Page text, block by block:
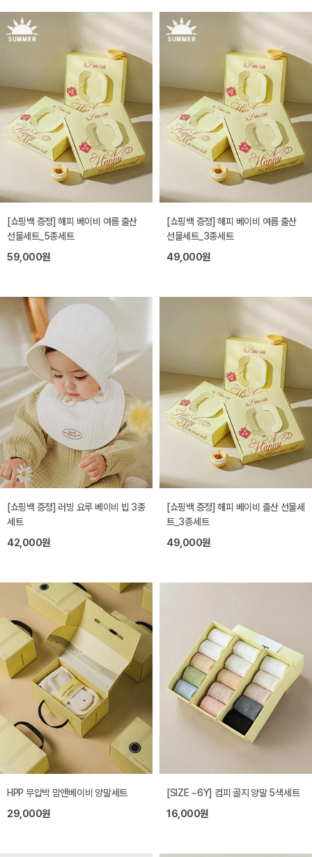
[쇼핑백 증정] 해피 베이비 여름 출산
선물세트_5종세트
59,000원
[쇼핑백 증정] 해피 베이비 여름 출산
선물세트_3종세트
49,000원
[쇼핑백 증정] 러빙 요루 베이비 빕 3종
세트
42,000원
[쇼핑백 증정] 해피 베이비 출산 선물세
트_3종세트
49,000원
HPP 무압박 맘앤베이비 양말세트
29,000원
[SIZE ~6Y] 컴피 골지 양말 5색세트
16,000원